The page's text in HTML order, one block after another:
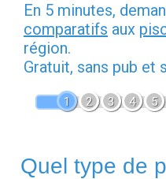
En 5 minutes,
comparatifs aux
région.
Gratuit, sans pub et
1 2 3 4 5
Quel type de